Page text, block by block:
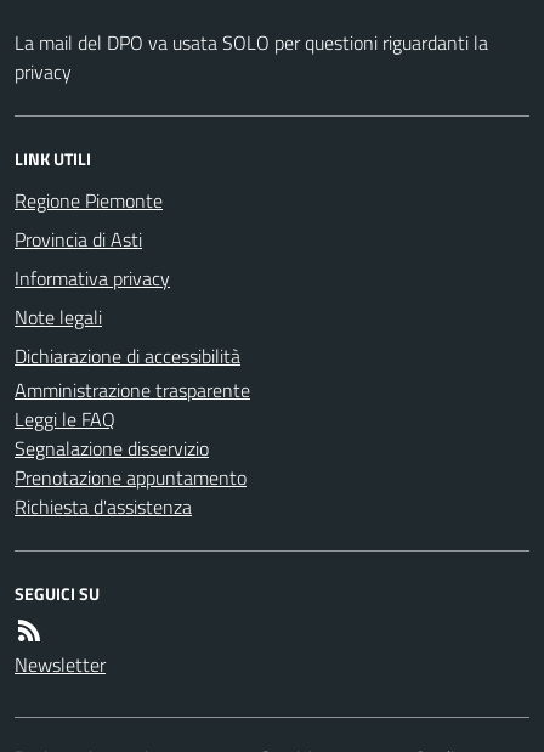
La mail del DPO va usata SOLO per questioni riguardanti la
privacy
LINK UTILI
Regione Piemonte
Provincia di Asti
Informativa privacy
Note legali
Dichiarazione di accessibilità
Amministrazione trasparente
Leggi le FAQ
Segnalazione disservizio
Prenotazione appuntamento
Richiesta d'assistenza
SEGUICI SU
Newsletter